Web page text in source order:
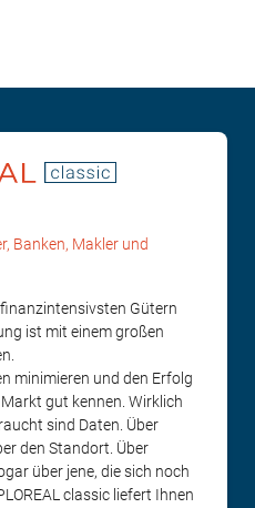
Banken, Makler und
Gütern
ist mit einem großen
minimieren und den Erfolg
gut kennen. Wirklich
sind Daten. Über
den Standort. Über
über jene, die sich noch
classic liefert Ihnen